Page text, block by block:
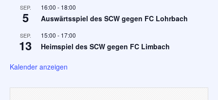
SEP.
5
16:00 - 18:00
Auswärtsspiel des SCW gegen FC Lohrbach
SEP.
13
15:00 - 17:00
Heimspiel des SCW gegen FC Limbach
Kalender anzeigen